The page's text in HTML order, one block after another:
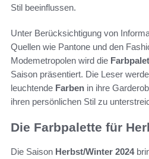
Stil beeinflussen.
Unter Berücksichtigung von
Quellen wie Pantone und den
Modemetropolen wird die
Saison präsentiert. Die Leser
leuchtende Farben in ihre
ihren persönlichen Stil zu
Die Farbpalette für
Die Saison Herbst/Winter 2024